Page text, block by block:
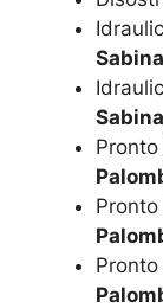
Sabina
Sabina